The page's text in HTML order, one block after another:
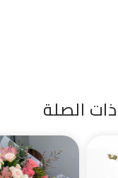
الصلة